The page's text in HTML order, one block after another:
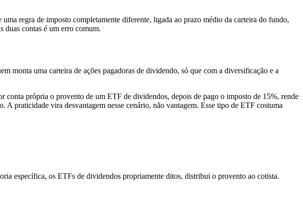
regra de imposto completamente diferente, ligada ao prazo médio da carteira do fundo,
duas contas é um erro comum.
monta uma carteira de ações pagadoras de dividendo, só que com a diversificação e a
conta própria o provento de um ETF de dividendos, depois de pago o imposto de 15%, rende
praticidade vira desvantagem nesse cenário, não vantagem. Esse tipo de ETF costuma
específica, os ETFs de dividendos propriamente ditos, distribui o provento ao cotista.